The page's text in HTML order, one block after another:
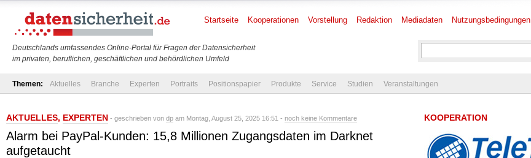
Deutschlands umfassendes Online-Portal für Fragen der Datensicherheit
im privaten, beruflichen, geschäftlichen und behördlichen Umfeld
Startseite Kooperationen Vorstellung Redaktion Mediadaten Nutzungsbedingungen
Themen: Aktuelles Branche Experten Portraits Positionspapier Produkte Service Studien Veranstaltungen
AKTUELLES, EXPERTEN - geschrieben von dp am Montag, August 25, 2025 16:51 - noch keine Kommentare
Alarm bei PayPal-Kunden: 15,8 Millionen Zugangsdaten im Darknet
aufgetaucht
KOOPERATION